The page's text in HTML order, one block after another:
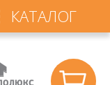
КАТАЛОГ